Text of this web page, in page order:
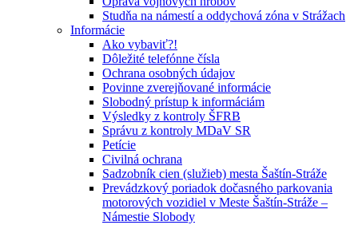
Studňa na námestí a oddychová zóna v Strážach
Informácie
Ako vybaviť?!
Dôležité telefónne čísla
Ochrana osobných údajov
Povinne zverejňované informácie
Slobodný prístup k informáciám
Výsledky z kontroly ŠFRB
Správu z kontroly MDaV SR
Petície
Civilná ochrana
Sadzobník cien (služieb) mesta Šaštín-Stráže
Prevádzkový poriadok dočasného parkovania
motorových vozidiel v Meste Šaštín-Stráže –
Námestie Slobody